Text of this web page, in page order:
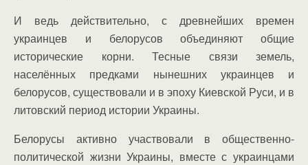
И ведь действительно, с древнейших времен
украинцев и белорусов объединяют общие
исторические корни. Тесные связи земель,
населённых предками нынешних украинцев и
белорусов, существовали и в эпоху Киевской Руси, и в
литовский период истории Украины.
Белорусы активно участвовали в общественно-
политической жизни Украины, вместе с украинцами